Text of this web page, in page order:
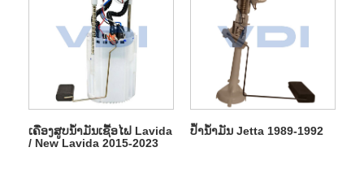
ເຄື່ອງສູບນ້ໍາມັນເຊື້ອໄຟ Lavida
/ New Lavida 2015-2023
ປ້ຳນ້ຳມັນ Jetta 1989-1992